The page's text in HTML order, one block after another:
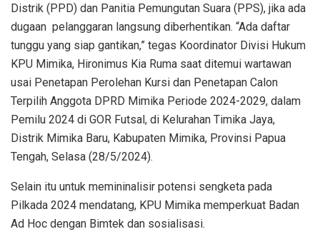
Distrik (PPD) dan Panitia Pemungutan Suara (PPS), jika ada
dugaan pelanggaran langsung diberhentikan. “Ada daftar
tunggu yang siap gantikan,” tegas Koordinator Divisi Hukum
KPU Mimika, Hironimus Kia Ruma saat ditemui wartawan
usai Penetapan Perolehan Kursi dan Penetapan Calon
Terpilih Anggota DPRD Mimika Periode 2024-2029, dalam
Pemilu 2024 di GOR Futsal, di Kelurahan Timika Jaya,
Distrik Mimika Baru, Kabupaten Mimika, Provinsi Papua
Tengah, Selasa (28/5/2024).
Selain itu untuk memininalisir potensi sengketa pada
Pilkada 2024 mendatang, KPU Mimika memperkuat Badan
Ad Hoc dengan Bimtek dan sosialisasi.